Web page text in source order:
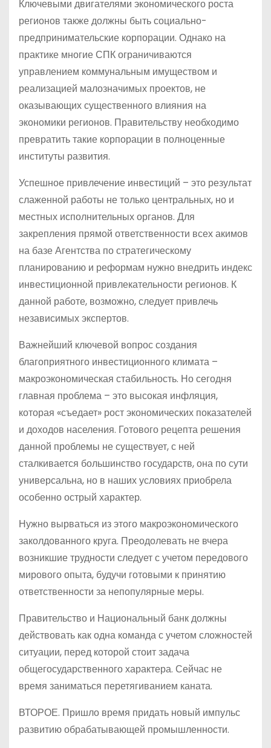
Ключевыми двигателями экономического роста
регионов также должны быть социально-
предпринимательские корпорации. Однако на
практике многие СПК ограничиваются
управлением коммунальным имуществом и
реализацией малозначимых проектов, не
оказывающих существенного влияния на
экономики регионов. Правительству необходимо
превратить такие корпорации в полноценные
институты развития.
Успешное привлечение инвестиций – это результат
слаженной работы не только центральных, но и
местных исполнительных органов. Для
закрепления прямой ответственности всех акимов
на базе Агентства по стратегическому
планированию и реформам нужно внедрить индекс
инвестиционной привлекательности регионов. К
данной работе, возможно, следует привлечь
независимых экспертов.
Важнейший ключевой вопрос создания
благоприятного инвестиционного климата –
макроэкономическая стабильность. Но сегодня
главная проблема – это высокая инфляция,
которая «съедает» рост экономических показателей
и доходов населения. Готового рецепта решения
данной проблемы не существует, с ней
сталкивается большинство государств, она по сути
универсальна, но в наших условиях приобрела
особенно острый характер.
Нужно вырваться из этого макроэкономического
заколдованного круга. Преодолевать не вчера
возникшие трудности следует с учетом передового
мирового опыта, будучи готовыми к принятию
ответственности за непопулярные меры.
Правительство и Национальный банк должны
действовать как одна команда с учетом сложностей
ситуации, перед которой стоит задача
общегосударственного характера. Сейчас не
время заниматься перетягиванием каната.
ВТОРОЕ. Пришло время придать новый импульс
развитию обрабатывающей промышленности.